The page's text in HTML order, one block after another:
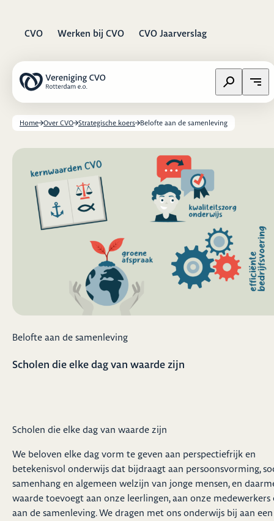
CVO Werken bij CVO CVO Jaarverslag
Zoeken op
Home Over CVO Strategische koers Belofte aan de samenleving
Belofte aan de samenleving
Scholen die elke dag van waarde zijn
Scholen die elke dag van waarde zijn
We beloven elke dag vorm te geven aan perspectiefrijk en
betekenisvol onderwijs dat bijdraagt aan persoonsvorming,
samenhang en algemeen welzijn van jonge mensen, en
waarde toevoegt aan onze leerlingen, aan onze medewerkers
aan de samenleving. We dragen met ons onderwijs bij aan een